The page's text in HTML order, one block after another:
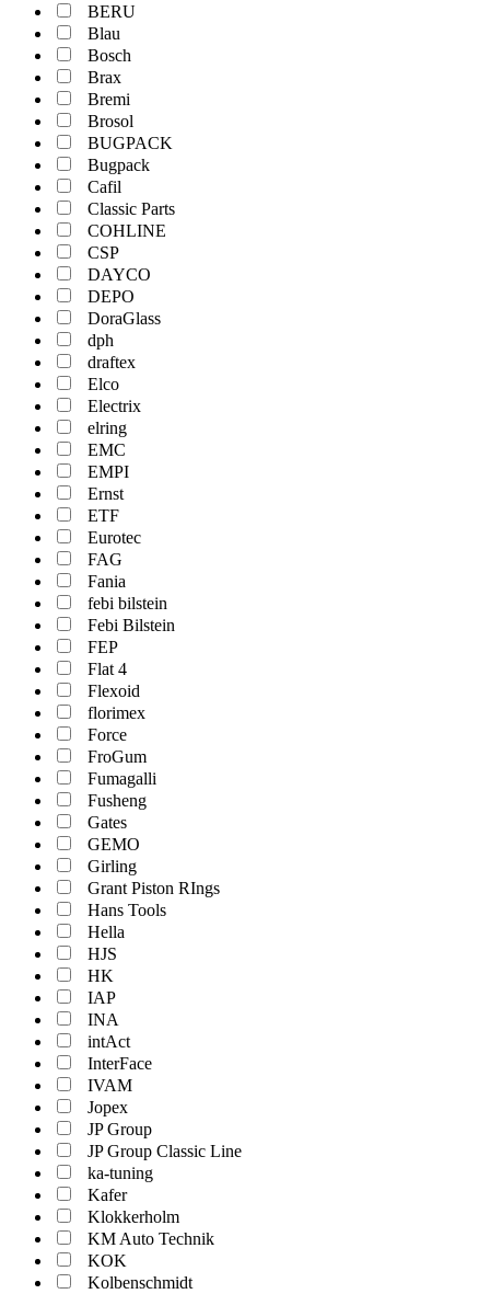
BERU
Blau
Bosch
Brax
Bremi
Brosol
BUGPACK
Bugpack
Cafil
Classic Parts
COHLINE
CSP
DAYCO
DEPO
DoraGlass
dph
draftex
Elco
Electrix
elring
EMC
EMPI
Ernst
ETF
Eurotec
FAG
Fania
febi bilstein
Febi Bilstein
FEP
Flat 4
Flexoid
florimex
Force
FroGum
Fumagalli
Fusheng
Gates
GEMO
Girling
Grant Piston RIngs
Hans Tools
Hella
HJS
HK
IAP
INA
intAct
InterFace
IVAM
Jopex
JP Group
JP Group Classic Line
ka-tuning
Kafer
Klokkerholm
KM Auto Technik
KOK
Kolbenschmidt